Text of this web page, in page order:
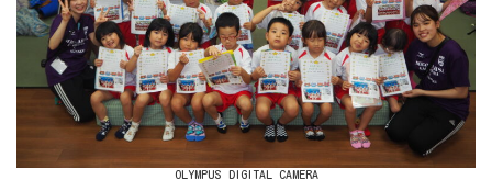
OLYMPUS DIGITAL CAMERA